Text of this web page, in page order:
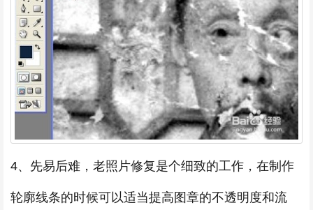
4、先易后难，老照片修复是个细致的工作，在制作
轮廓线条的时候可以适当提高图章的不透明度和流